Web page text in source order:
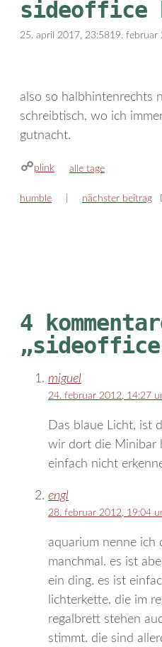
sideoffice
25. april 2017, 23:5819. februar
also so halbhintenrechts
schreibtisch, wo ich
gutnacht.
plink kategorien
alle tage
humble nächster beitrag
4
miguel
24. februar 2012, 14:27
Das blaue Licht, ist
wir dort die Minibar
einfach nicht
engl
28. februar 2012, 19:04
aquarium nenne ich
manchmal. es ist
ein ding. es ist
lichterkette, die im
regalbrett stehen
stimmt. die sind